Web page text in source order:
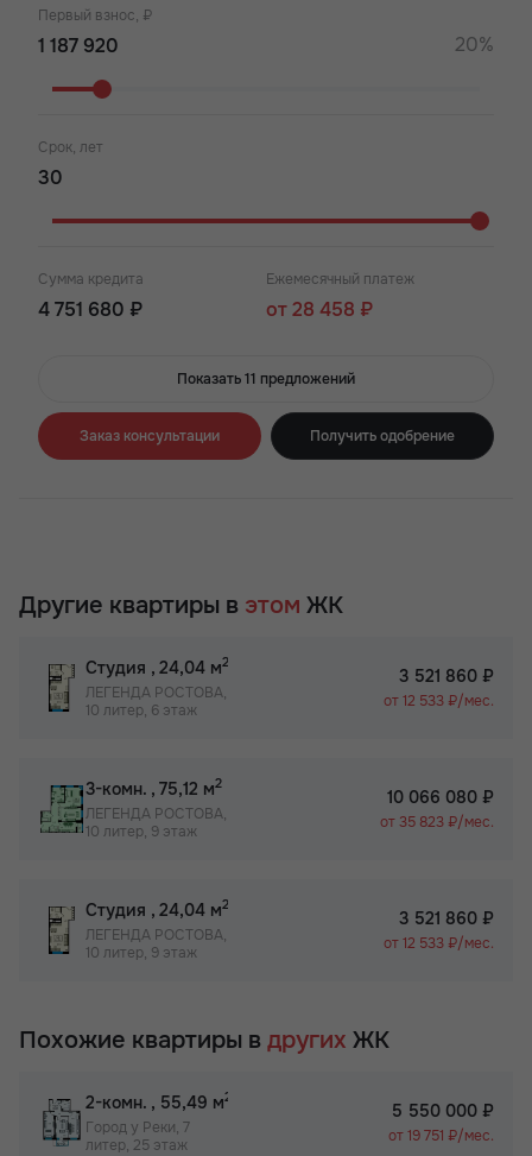
Первый взнос, ₽
20%
Срок, лет
Сумма кредита
4 751 680 ₽
Ежемесячный платеж
от 28 458 ₽
Показать 11 предложений
Заказ консультации Получить одобрение
Другие квартиры в этом ЖК
Студия , 24,04 м2
ЛЕГЕНДА РОСТОВА,
10 литер, 6 этаж
3 521 860 ₽
от 12 533 ₽/мес.
3-комн. , 75,12 м2
ЛЕГЕНДА РОСТОВА,
10 литер, 9 этаж
10 066 080 ₽
от 35 823 ₽/мес.
Студия , 24,04 м2
ЛЕГЕНДА РОСТОВА,
10 литер, 9 этаж
3 521 860 ₽
от 12 533 ₽/мес.
Похожие квартиры в других ЖК
2-комн. , 55,49 м2
Город у Реки, 7
литер, 25 этаж
5 550 000 ₽
от 19 751 ₽/мес.